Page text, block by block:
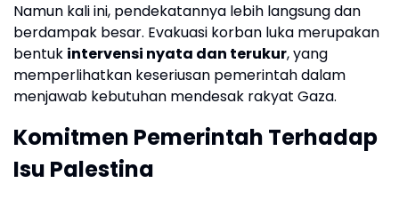
Namun kali ini, pendekatannya lebih langsung dan
berdampak besar. Evakuasi korban luka merupakan
bentuk intervensi nyata dan terukur, yang
memperlihatkan keseriusan pemerintah dalam
menjawab kebutuhan mendesak rakyat Gaza.
Komitmen Pemerintah Terhadap
Isu Palestina